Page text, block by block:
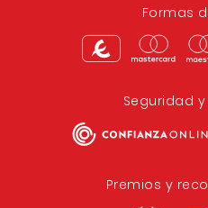
Formas
Seguridad
Premios y